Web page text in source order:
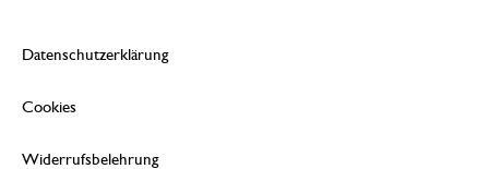
Datenschutzerklärung
Cookies
Widerrufsbelehrung